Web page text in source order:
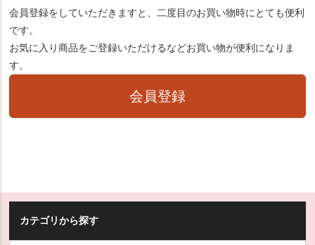
会員登録をしていただきますと、二度目のお買い物時にとても便利
です。
お気に入り商品をご登録いただけるなどお買い物が便利になりま
す。
会員登録
カテゴリから探す